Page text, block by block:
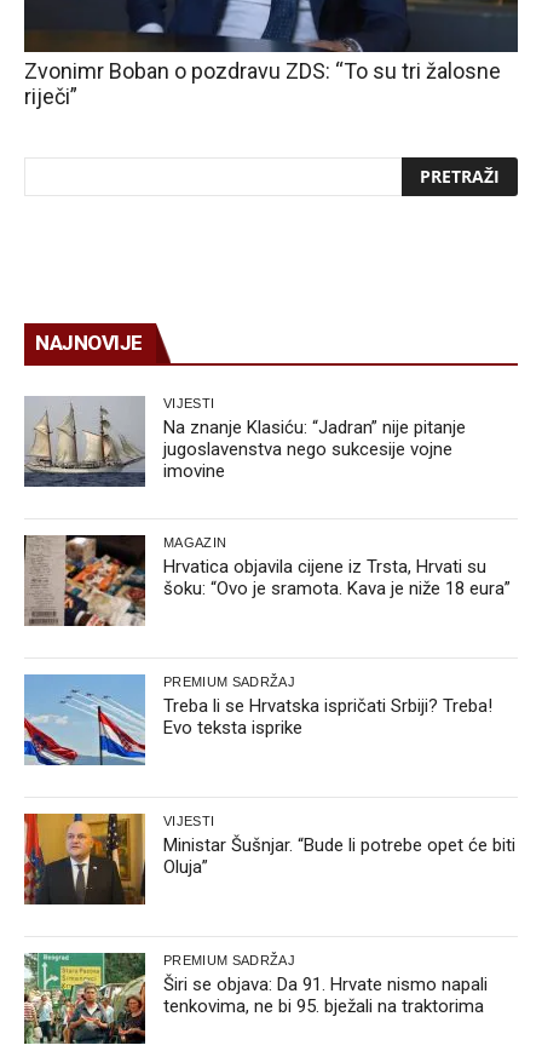
Zvonimr Boban o pozdravu ZDS: “To su tri žalosne
riječi”
NAJNOVIJE
VIJESTI
Na znanje Klasiću: “Jadran” nije pitanje
jugoslavenstva nego sukcesije vojne
imovine
MAGAZIN
Hrvatica objavila cijene iz Trsta, Hrvati su
šoku: “Ovo je sramota. Kava je niže 18 eura”
PREMIUM SADRŽAJ
Treba li se Hrvatska ispričati Srbiji? Treba!
Evo teksta isprike
VIJESTI
Ministar Šušnjar. “Bude li potrebe opet će biti
Oluja”
PREMIUM SADRŽAJ
Širi se objava: Da 91. Hrvate nismo napali
tenkovima, ne bi 95. bježali na traktorima